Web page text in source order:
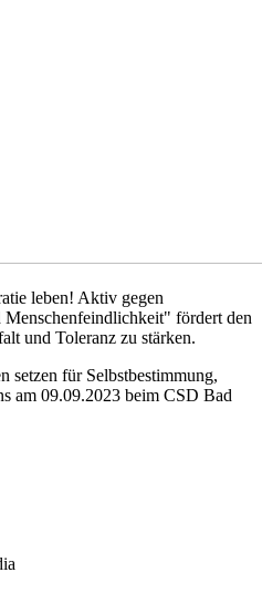
leben! Aktiv gegen
fördert den
und Toleranz zu stärken.
setzen für Selbstbestimmung,
am 09.09.2023 beim CSD Bad